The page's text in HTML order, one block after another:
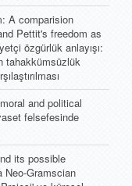
A comparision
Pettit's freedom as
özgürlük anlayışı:
tahakkümsüzlük
and political
felsefesinde
its possible
Neo-Gramscian